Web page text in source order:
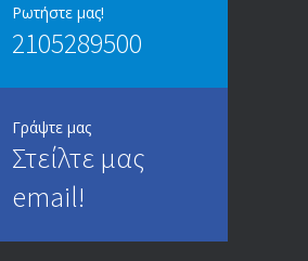
Ρωτήστε μας!
2105289500
Γράψτε μας
Στείλτε μας
email!